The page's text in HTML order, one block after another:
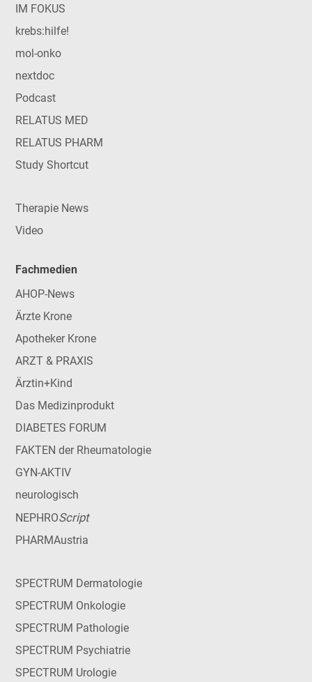
IM FOKUS
krebs:hilfe!
mol-onko
nextdoc
Podcast
RELATUS MED
RELATUS PHARM
Study Shortcut
Therapie News
Video
Fachmedien
AHOP-News
Ärzte Krone
Apotheker Krone
ARZT & PRAXIS
Ärztin+Kind
Das Medizinprodukt
DIABETES FORUM
FAKTEN der Rheumatologie
GYN-AKTIV
neurologisch
NEPHROScript
PHARMAustria
SPECTRUM Dermatologie
SPECTRUM Onkologie
SPECTRUM Pathologie
SPECTRUM Psychiatrie
SPECTRUM Urologie